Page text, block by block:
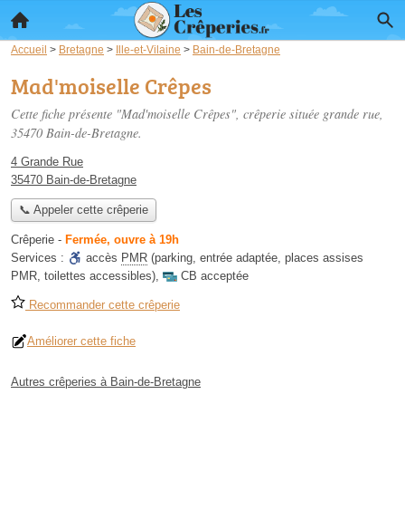
Accueil > Bretagne > Ille-et-Vilaine > Bain-de-Bretagne
Mad'moiselle Crêpes
Cette fiche présente "Mad'moiselle Crêpes", crêperie située grande rue,
35470 Bain-de-Bretagne.
4 Grande Rue
35470 Bain-de-Bretagne
📞 Appeler cette crêperie
Crêperie - Fermée, ouvre à 19h
Services :
accès PMR (parking, entrée adaptée, places assises
PMR, toilettes accessibles), CB acceptée
Recommander cette crêperie
Améliorer cette fiche
Autres crêperies à Bain-de-Bretagne